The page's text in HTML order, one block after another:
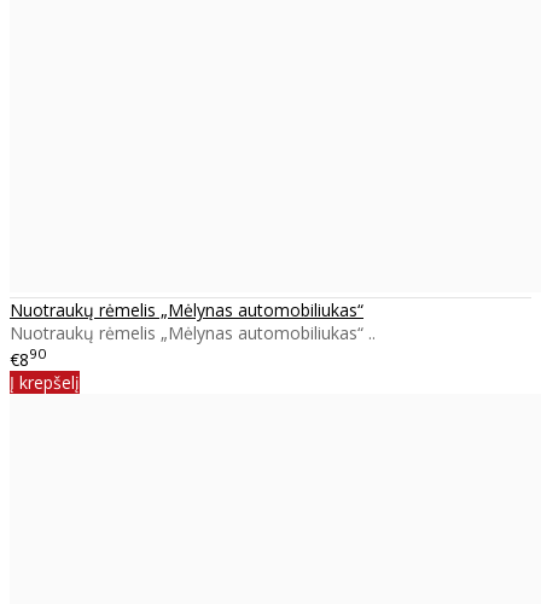
Nuotraukų rėmelis „Mėlynas automobiliukas“
Nuotraukų rėmelis „Mėlynas automobiliukas“ ..
€890
Į krepšelį